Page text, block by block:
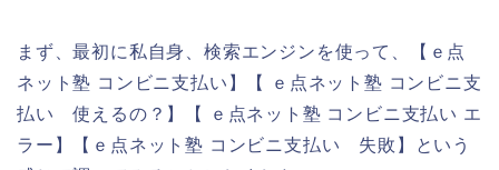
まず、最初に私自身、検索エンジンを使って、【ｅ点
ネット塾 コンビニ支払い】【 ｅ点ネット塾 コンビニ支
払い 使えるの？】【 ｅ点ネット塾 コンビニ支払い エ
ラー】【ｅ点ネット塾 コンビニ支払い 失敗】という